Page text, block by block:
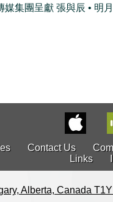
媒集團呈獻 張與辰 • 明
Contact Us
Links
Alberta, Canada